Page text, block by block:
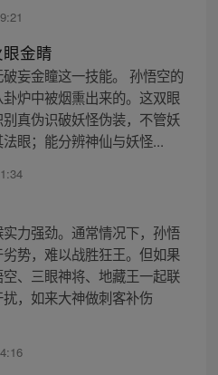
金睛
妄金瞳这一技能。 孙悟空的
炉中被烟熏出来的。这双眼
真伪识破妖怪伪装，不管妖
眼；能分辨神仙与妖怪...
力强劲。通常情况下，孙悟
势，难以战胜狂王。但如果
、三眼神将、地藏王一起联
，如来大神做刺客补伤